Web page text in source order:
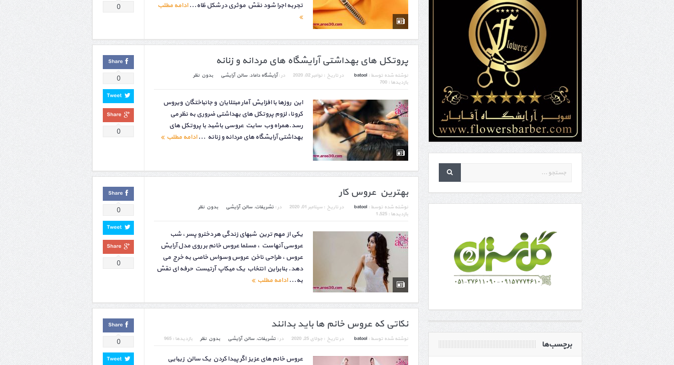
تجربه اجرا شود نقش موثری در شکل ظاه...ادامه مطلب 0
پروتکل های بهداشتی آرایشگاه های مردانه و زنانه
نوشته شده توسط : batool در تاریخ : نوامبر 02, 2020 در :آرایشگاه داماد,سالن آرایشی
بدون نظر
بازدیدها : 700
این روزها با افزایش آمار مبتلایان و جانباختگان ویروس
کرونا، لزوم پروتکل های بهداشتی ضروری به نظر می
رسد.همراه وب سایت عروسی باشید با پروتکل های
بهداشتی آرایشگاه های مردانه و زنانه ...ادامه مطلب
Share
0
Tweet
Share
0
بهترین عروس کار
نوشته شده توسط : batool در تاریخ : سپتامبر 01, 2020 در : تشریفات,سالن آرایشی
بدون نظر
بازدیدها : 1,525
یکی از مهم ترین شبهای زندگی هر دخترو پسر ، شب
عروسی آنهاست ، مسلما عروس خانم بر روی مدل آرایش
عروس ، طراحی ناخن عروس وسواس خاصی به خرج می
دهد. بنابراین انتخاب یک میکاپ آرتیست حرفه ای نقش
به...ادامه مطلب
Share
0
Tweet
Share
0
نکاتی که عروس خانم ها باید بدانند
نوشته شده توسط : batool در تاریخ : جولای 25, 2020 در : تشریفات,سالن آرایشی بدون نظر بازدیدها : 965
عروس خانم های عزیز اگر پیدا کردن یک سالن زیبایی
Share
0
Tweet
برچسب‌ها